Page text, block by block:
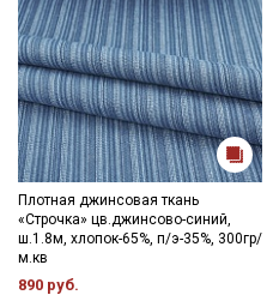
Плотная джинсовая ткань
«Строчка» цв.джинсово-синий,
ш.1.8м, хлопок-65%, п/э-35%, 300гр/
м.кв
890 руб.